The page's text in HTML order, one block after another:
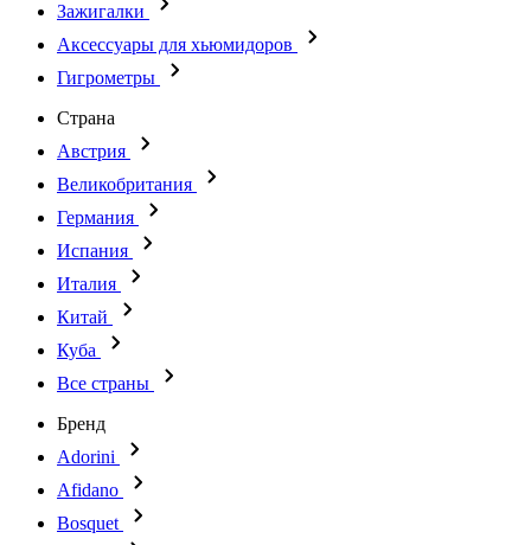
Зажигалки
Аксессуары для хьюмидоров
Гигрометры
Страна
Австрия
Великобритания
Германия
Испания
Италия
Китай
Куба
Все страны
Бренд
Adorini
Afidano
Bosquet